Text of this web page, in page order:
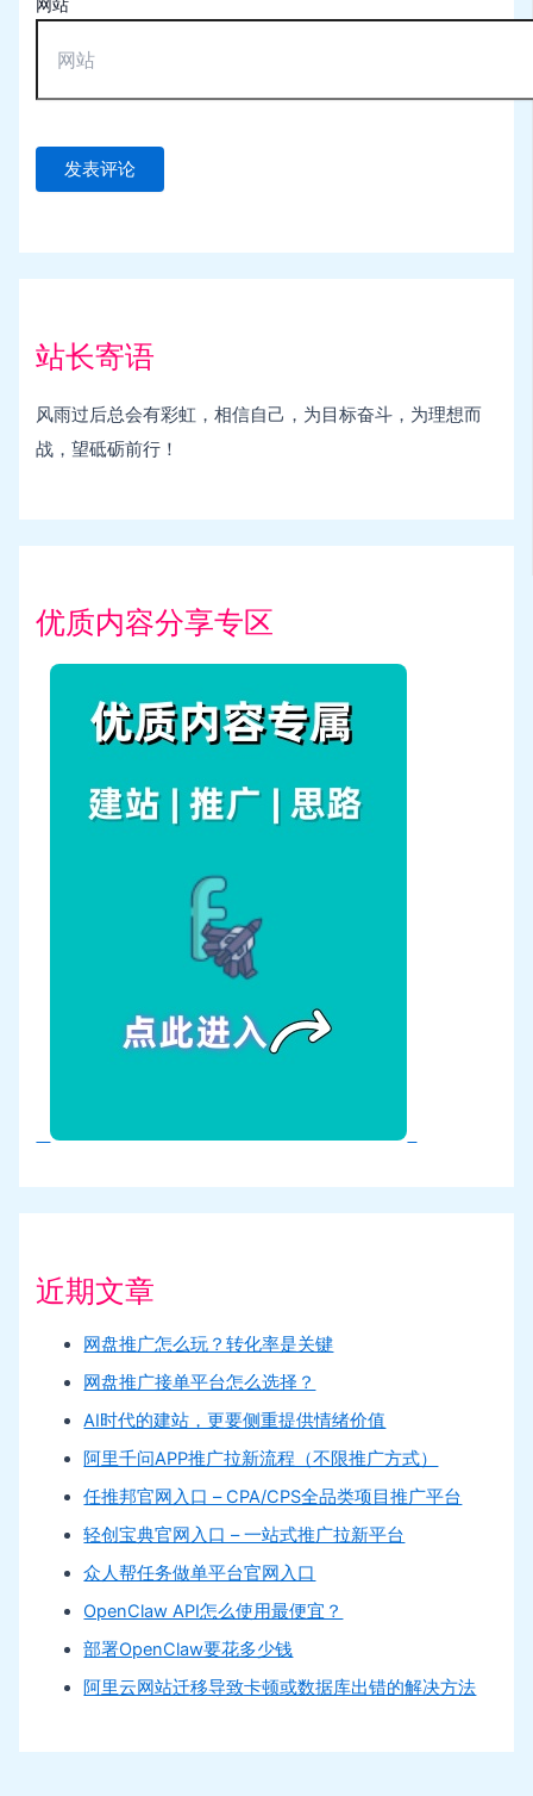
网站
站长寄语
风雨过后总会有彩虹，相信自己，为目标奋斗，为理想而
战，望砥砺前行！
优质内容分享专区
近期文章
网盘推广怎么玩？转化率是关键
网盘推广接单平台怎么选择？
AI时代的建站，更要侧重提供情绪价值
阿里千问APP推广拉新流程（不限推广方式）
任推邦官网入口 – CPA/CPS全品类项目推广平台
轻创宝典官网入口 – 一站式推广拉新平台
众人帮任务做单平台官网入口
OpenClaw API怎么使用最便宜？
部署OpenClaw要花多少钱
阿里云网站迁移导致卡顿或数据库出错的解决方法